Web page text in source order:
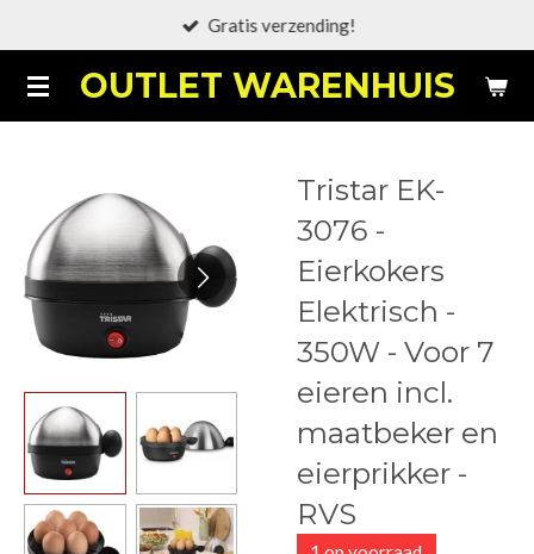
naar
de
OUTLET WARENHUIS
Gratis verzending!
Tristar EK-
3076 -
Eierkokers
Elektrisch -
350W - Voor 7
eieren incl.
maatbeker en
eierprikker -
RVS